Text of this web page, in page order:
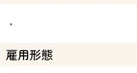
・
雇用形態